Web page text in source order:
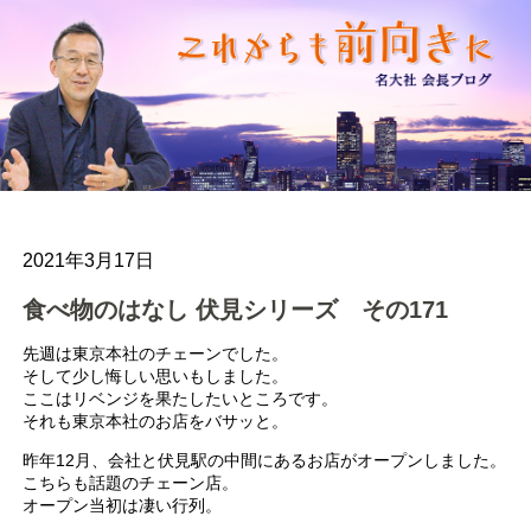
2021年3月17日
食べ物のはなし 伏見シリーズ その171
先週は東京本社のチェーンでした。
そして少し悔しい思いもしました。
ここはリベンジを果たしたいところです。
それも東京本社のお店をバサッと。
昨年12月、会社と伏見駅の中間にあるお店がオープンしました。
こちらも話題のチェーン店。
オープン当初は凄い行列。